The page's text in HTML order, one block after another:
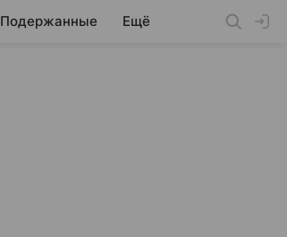
Подержанные Ещё